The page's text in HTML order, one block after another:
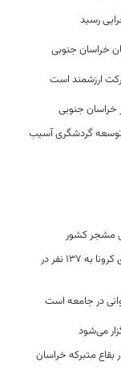
رسید
ارزشمند است
گردشگری آسیب
مشجر کشور
کرونا همچنان دراستان قربانی می گیرد،افزایش فوتی های کرونا به 137 نفر در
در جامعه است
می‌شود
متبرکه خراسان